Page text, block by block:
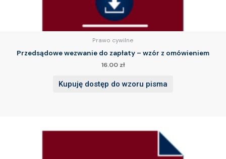
Prawo cywilne
Przedsądowe wezwanie do zapłaty – wzór z omówieniem
16.00 zł
Kupuję dostęp do wzoru pisma